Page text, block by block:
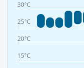
30°C
25°C
20°C
15°C